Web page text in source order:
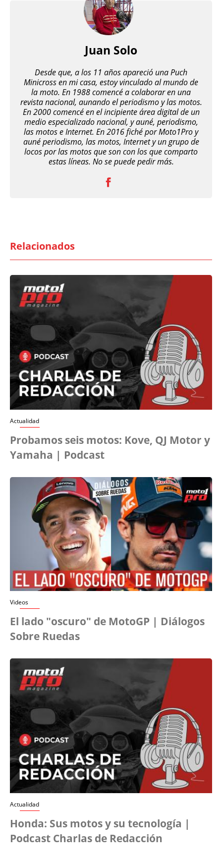
Juan Solo
Desde que, a los 11 años apareció una Puch
Minicross en mi casa, estoy vinculado al mundo de
la moto. En 1988 comencé a colaborar en una
revista nacional, aunando el periodismo y las motos.
En 2000 comencé en el incipiente área digital de un
medio especializado nacional, y auné, periodismo,
las motos e Internet. En 2016 fiché por Moto1Pro y
auné periodismo, las motos, Internet y un grupo de
locos por las motos que son con los que comparto
estas líneas. No se puede pedir más.
Relacionados
Actualidad
Probamos seis motos: Kove, QJ Motor y
Yamaha | Podcast
Videos
El lado "oscuro" de MotoGP | Diálogos
Sobre Ruedas
Actualidad
Honda: Sus motos y su tecnología |
Podcast Charlas de Redacción